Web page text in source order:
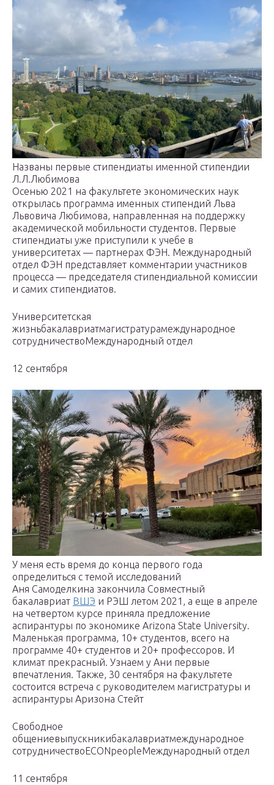
Названы первые стипендиаты именной стипендии
Л.Л.Любимова
Осенью 2021 на факультете экономических наук
открылась программа именных стипендий Льва
Львовича Любимова, направленная на поддержку
академической мобильности студентов. Первые
стипендиаты уже приступили к учебе в
университетах — партнерах ФЭН. Международный
отдел ФЭН представляет комментарии участников
процесса — председателя стипендиальной комиссии
и самих стипендиатов.
Университетская
жизньбакалавриатмагистратурамеждународное
сотрудничествоМеждународный отдел
12 сентября
У меня есть время до конца первого года
определиться с темой исследований
Аня Самоделкина закончила Совместный
бакалавриат ВШЭ и РЭШ летом 2021, а еще в апреле
на четвертом курсе приняла предложение
аспирантуры по экономике Arizona State University.
Маленькая программа, 10+ студентов, всего на
программе 40+ студентов и 20+ профессоров. И
климат прекрасный. Узнаем у Ани первые
впечатления. Также, 30 сентября на факультете
состоится встреча с руководителем магистратуры и
аспирантуры Аризона Стейт
Свободное
общениевыпускникибакалавриатмеждународное
сотрудничествоECONpeopleМеждународный отдел
11 сентября